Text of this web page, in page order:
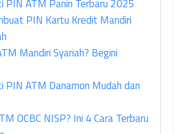
PIN ATM Panin Terbaru 2025
PIN Kartu Kredit Mandiri
Mandiri Syariah? Begini
PIN ATM Danamon Mudah dan
OCBC NISP? Ini 4 Cara Terbaru